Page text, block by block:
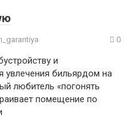
0
и
бильярдом на
любитель «погонять
помещение по